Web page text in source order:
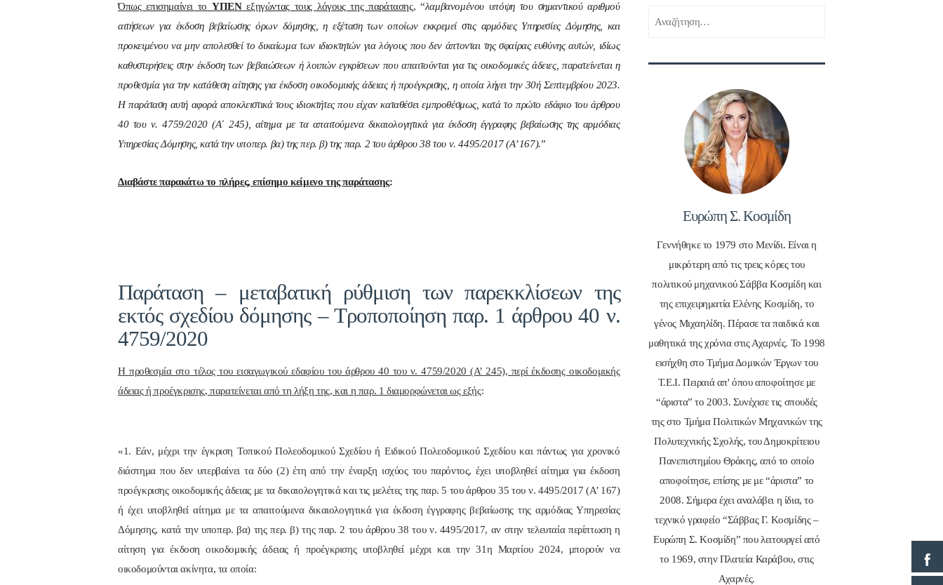
Όπως επισημαίνει το ΥΠΕΝεξηγώντας τους λόγους της παράτασης, “λαμβανομένου υπόψη του σημαντικού αριθμού
αιτήσεων για έκδοση βεβαίωσης όρων δόμησης, η εξέταση των οποίων εκκρεμεί στις αρμόδιες Υπηρεσίες Δόμησης, και
προκειμένου να μην απολεσθεί το δικαίωμα των ιδιοκτητών για λόγους που δεν άπτονται της σφαίρας ευθύνης αυτών, ιδίως
καθυστερήσεις στην έκδοση των βεβαιώσεων ή λοιπών εγκρίσεων που απαιτούνται για τις οικοδομικές άδειες, παρατείνεται η
προθεσμία για την κατάθεση αίτησης για έκδοση οικοδομικής άδειας ή προέγκρισης, η οποία λήγει την 30ή Σεπτεμβρίου 2023.
Η παράταση αυτή αφορά αποκλειστικά τους ιδιοκτήτες που είχαν καταθέσει εμπροθέσμως, κατά το πρώτο εδάφιο του άρθρου
40 του ν. 4759/2020 (Α΄ 245), αίτημα με τα απαιτούμενα δικαιολογητικά για έκδοση έγγραφης βεβαίωσης της αρμόδιας
Υπηρεσίας Δόμησης, κατά την υποπερ. βα) της περ. β) της παρ. 2 του άρθρου 38 του ν. 4495/2017 (Α’ 167).”
Διαβάστε παρακάτω το πλήρες, επίσημο κείμενο της παράτασης:
Παράταση – μεταβατική ρύθμιση των παρεκκλίσεων της
εκτός σχεδίου δόμησης – Τροποποίηση παρ. 1 άρθρου 40 ν.
4759/2020
Η προθεσμία στο τέλος του εισαγωγικού εδαφίου του άρθρου 40 του ν. 4759/2020 (Α’ 245), περί έκδοσης οικοδομικής
άδειας ή προέγκρισης, παρατείνεται από τη λήξη της, και η παρ. 1 διαμορφώνεται ως εξής:
«1. Εάν, μέχρι την έγκριση Τοπικού Πολεοδομικού Σχεδίου ή Ειδικού Πολεοδομικού Σχεδίου και πάντως για χρονικό
διάστημα που δεν υπερβαίνει τα δύο (2) έτη από την έναρξη ισχύος του παρόντος, έχει υποβληθεί αίτημα για έκδοση
προέγκρισης οικοδομικής άδειας με τα δικαιολογητικά και τις μελέτες της παρ. 5 του άρθρου 35 του ν. 4495/2017 (Α’ 167)
ή έχει υποβληθεί αίτημα με τα απαιτούμενα δικαιολογητικά για έκδοση έγγραφης βεβαίωσης της αρμόδιας Υπηρεσίας
Δόμησης, κατά την υποπερ. βα) της περ. β) της παρ. 2 του άρθρου 38 του ν. 4495/2017, αν στην τελευταία περίπτωση η
αίτηση για έκδοση οικοδομικής άδειας ή προέγκρισης υποβληθεί μέχρι και την 31η Μαρτίου 2024, μπορούν να
οικοδομούνται ακίνητα, τα οποία:
Ευρώπη Σ. Κοσμίδη
Γεννήθηκε το 1979 στο Μενίδι. Είναι η
μικρότερη από τις τρεις κόρες του
πολιτικού μηχανικού Σάββα Κοσμίδη και
της επιχειρηματία Ελένης Κοσμίδη, το
γένος Μιχαηλίδη. Πέρασε τα παιδικά και
μαθητικά της χρόνια στις Αχαρνές. Το 1998
εισήχθη στο Τμήμα Δομικών Έργων του
Τ.Ε.Ι. Πειραιά απ' όπου αποφοίτησε με
“άριστα” το 2003. Συνέχισε τις σπουδές
της στο Τμήμα Πολιτικών Μηχανικών της
Πολυτεχνικής Σχολής, του Δημοκρίτειου
Πανεπιστημίου Θράκης, από το οποίο
αποφοίτησε, επίσης με με “άριστα” το
2008. Σήμερα έχει αναλάβει η ίδια, το
τεχνικό γραφείο “Σάββας Γ. Κοσμίδης –
Ευρώπη Σ. Κοσμίδη” που λειτουργεί από
το 1969, στην Πλατεία Καράβου, στις
Αχαρνές.